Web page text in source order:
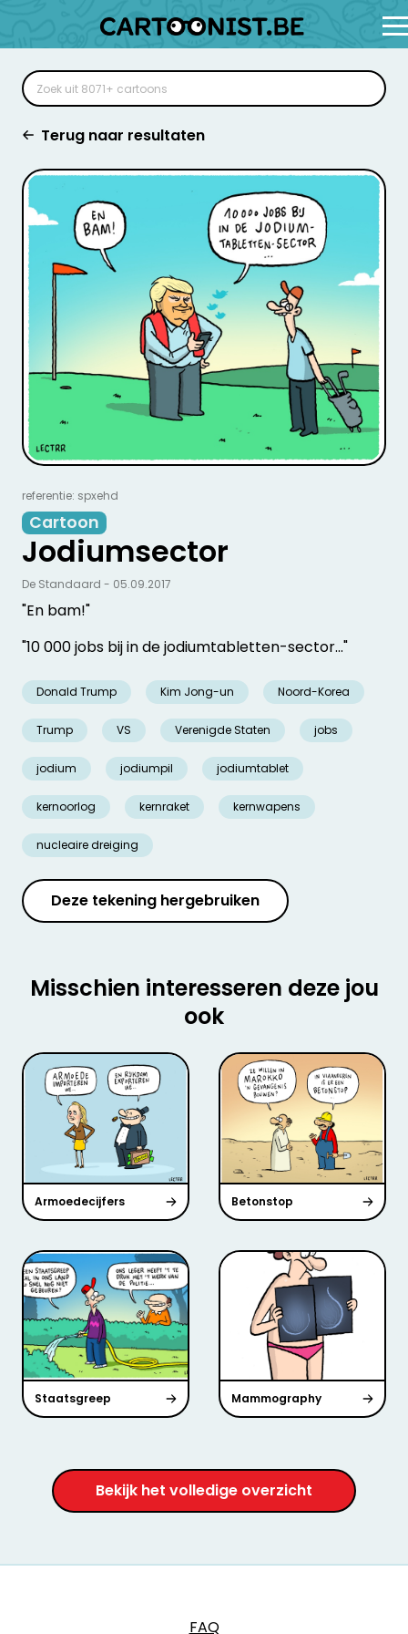
Terug naar resultaten
referentie: spxehd
Cartoon
Jodiumsector
"En bam!"
"10 000 jobs bij in de jodiumtabletten-sector..."
Donald Trump Kim Jong-un Noord-Korea
Trump VS Verenigde Staten jobs
jodium jodiumpil jodiumtablet
kernoorlog kernraket kernwapens
nucleaire dreiging
De Standaard - 05.09.2017
Deze tekening hergebruiken
Misschien interesseren deze jou
ook
Armoedecijfers Betonstop
Staatsgreep Mammography
Bekijk het volledige overzicht
FAQ